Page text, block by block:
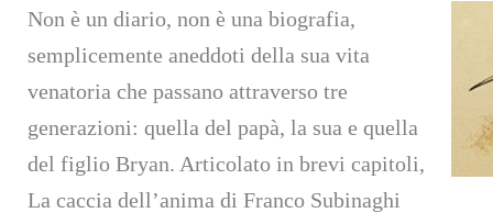
Non è un diario, non è una biografia,
semplicemente aneddoti della sua vita
venatoria che passano attraverso tre
generazioni: quella del papà, la sua e quella
del figlio Bryan. Articolato in brevi capitoli,
La caccia dell’anima di Franco Subinaghi